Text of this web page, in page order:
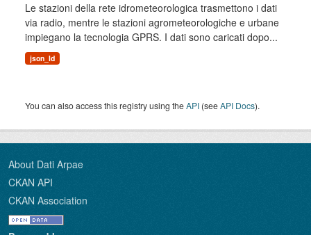
Le stazioni della rete idrometeorologica trasmettono i dati
via radio, mentre le stazioni agrometeorologiche e urbane
impiegano la tecnologia GPRS. I dati sono caricati dopo...
json_ld
You can also access this registry using theAPI (seeAPI Docs).
About Dati Arpae
CKAN API
CKAN Association